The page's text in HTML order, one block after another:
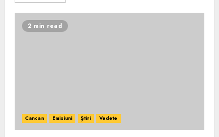
2 min read
Cancan Emisiuni Știri Vedete